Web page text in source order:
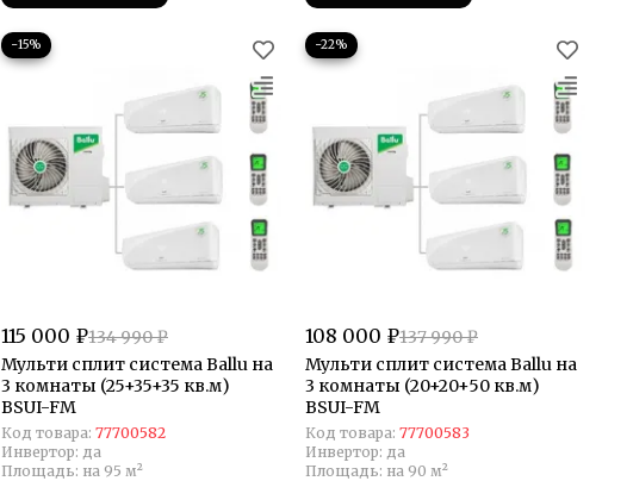
−15%
115 000 ₽134 990 ₽
Мульти сплит система Ballu на
3 комнаты (25+35+35 кв.м)
BSUI-FM
Код товара: 77700582
Инвертор: да
Площадь: на 95 м²
−22%
108 000 ₽137 990 ₽
Мульти сплит система Ballu на
3 комнаты (20+20+50 кв.м)
BSUI-FM
Код товара: 77700583
Инвертор: да
Площадь: на 90 м²